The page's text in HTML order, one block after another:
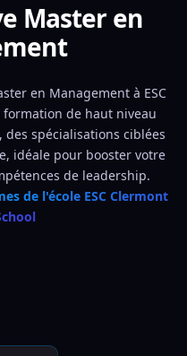
Master en
en Management à ESC
formation de haut niveau
spécialisations ciblées
idéale pour booster votre
de leadership.
de l'école ESC Clermont